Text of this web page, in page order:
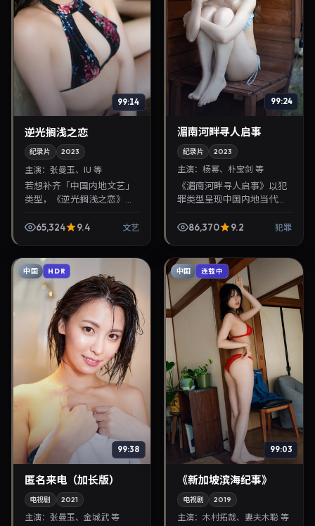
99:14
逆光搁浅之恋
纪录片 2023
主演： 张曼玉、IU 等
若想补齐「中国内地文艺」
类型，《逆光搁浅之恋》值
玉、IU主演，2023年10月19
65,324 9.4 文艺
99:24
湄南河畔寻人启事
纪录片 2023
主演：杨幂、朴宝剑 等
《湄南河畔寻人启事》以犯
罪类型呈现中国内地当代故
幂、朴宝剑。2023年7月5日
86,370 9.2 犯罪
中国 HDR
99:38
匿名来电（加长版）
电视剧 2021
主演： 张曼玉、金城武 等
中国 连载中
99:03
《新加坡滨海纪事》
电视剧 2019
主演：木村拓哉、妻夫木聪 等